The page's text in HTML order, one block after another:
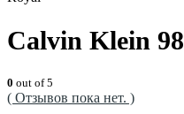
Calvin Klein
0 out of 5
( Отзывов пока нет. )